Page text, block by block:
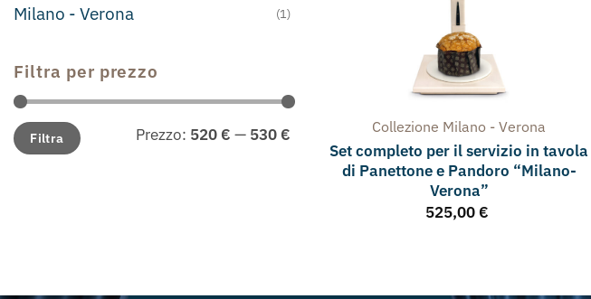
Milano - Verona
(1)
Filtra per prezzo
Prezzo
Min
Prezzo
MaxFiltra Prezzo: 520 € — 530 € Collezione Milano - Verona
Set completo per il servizio in tavola
di Panettone e Pandoro “Milano-
Verona”
525,00 €